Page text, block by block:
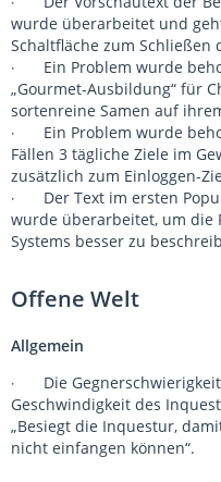
wurde überarbeitet und
Schaltfläche zum Schließen
·
Ein Problem wurde
„Gourmet-Ausbildung“ für
sortenreine Samen auf
·
Ein Problem wurde
Fällen 3 tägliche Ziele im
zusätzlich zum Einloggen-
·
Der Text im ersten
wurde überarbeitet, um die
Systems besser zu
Offene Welt
Allgemein
·
Die
Geschwindigkeit des
„Besiegt die Inquestur,
nicht einfangen können“.